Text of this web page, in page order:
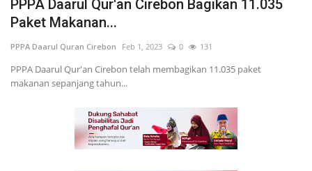
PPPA Daarul Qur'an Cirebon Bagikan 11.035
Paket Makanan...
PPPA Daarul Quran Cirebon Feb 1, 2023 0 131
PPPA Daarul Qur'an Cirebon telah membagikan 11.035 paket
makanan sepanjang tahun...